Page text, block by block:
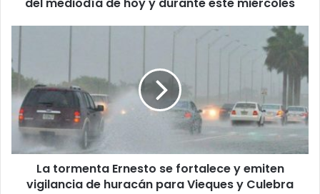
miércoles
del mediodía de hoy y durante este miércoles
Ernesto
se
fortalece
emiten
vigilancia
de
huracán
para
La tormenta Ernesto se fortalece y emiten
vigilancia de huracán para Vieques y Culebra